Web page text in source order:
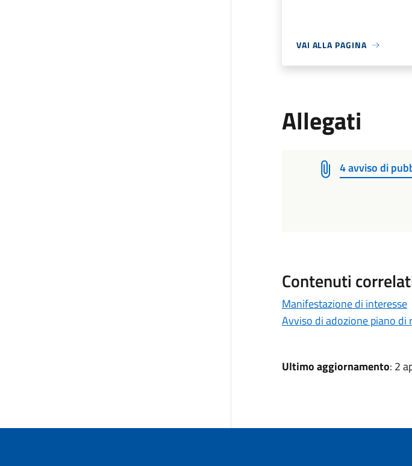
VAI ALLA PAGINA
Allegati
4 avviso di
Contenuti
Manifestazione di interesse
Avviso di adozione piano di
Ultimo aggiornamento: 2